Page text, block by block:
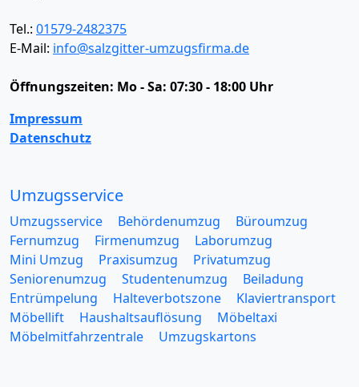
Tel.: 01579-2482375
E-Mail: info@salzgitter-umzugsfirma.de
Öffnungszeiten: Mo - Sa: 07:30 - 18:00 Uhr
Impressum
Datenschutz
Umzugsservice
Umzugsservice Behördenumzug
Büroumzug
Fernumzug
Firmenumzug
Laborumzug
Mini Umzug
Praxisumzug
Privatumzug
Seniorenumzug
Studentenumzug
Beiladung
Entrümpelung
Halteverbotszone
Klaviertransport
Möbellift
Haushaltsauflösung
Möbeltaxi
Möbelmitfahrzentrale
Umzugskartons